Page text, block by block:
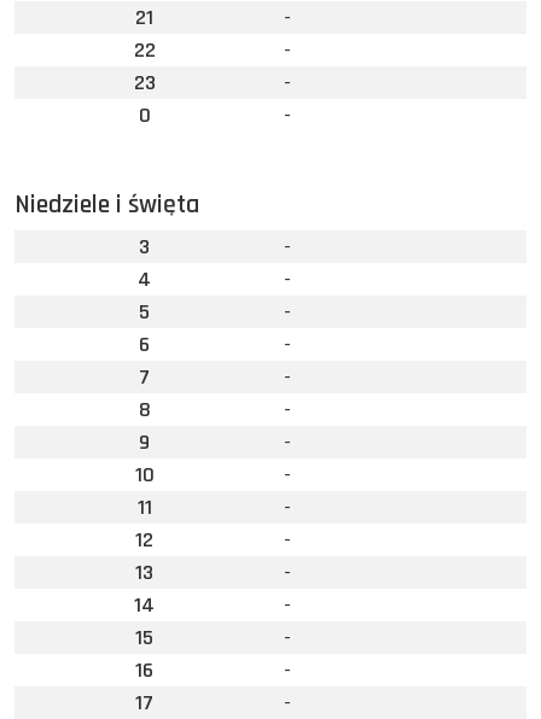
21
-
22
-
23
-
0
-
Niedziele i święta
3
-
4
-
5
-
6
-
7
-
8
-
9
-
10
-
11
-
12
-
13
-
14
-
15
-
16
-
17
-